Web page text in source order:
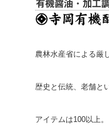
農林水産省による厳
歴史と伝統、老舗と
アイテムは100以上